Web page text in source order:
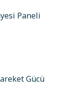
Paneli
Gücü